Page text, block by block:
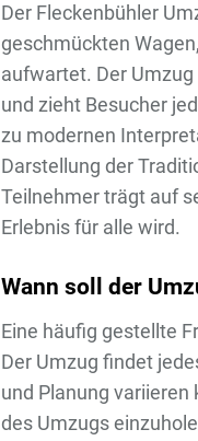
Der Fleckenbühler
geschmückten
aufwartet. Der
und zieht Besucher
zu modernen
Darstellung der
Teilnehmer trägt auf
Erlebnis für alle wird.
Wann soll der
Eine häufig gestellte
Der Umzug findet
und Planung
des Umzugs